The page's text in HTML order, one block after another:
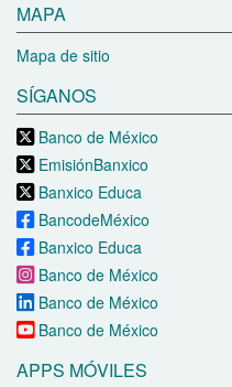
MAPA
Mapa de sitio
SÍGANOS
Banco de México
EmisiónBanxico
Banxico Educa
BancodeMéxico
Banxico Educa
Banco de México
Banco de México
Banco de México
APPS MÓVILES